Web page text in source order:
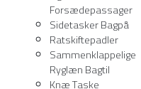
Forsædepassager
Sidetasker Bagpå
Ratskiftepadler
Sammenklappelige
Ryglæn Bagtil
Knæ Taske